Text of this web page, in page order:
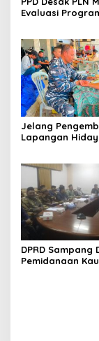
Evaluasi
Jelang
Lapangan
Nelayan
DPRD Sampang
Pemidanaan